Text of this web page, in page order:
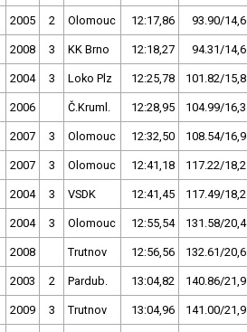
2005 2 Olomouc 12:17,86 93.90/14,6
2008 3 KK Brno 12:18,27 94.31/14,6
2004 3 Loko Plz 12:25,78 101.82/15,8
2006 Č.Kruml. 12:28,95 104.99/16,3
2007 3 Olomouc 12:32,50 108.54/16,9
2007 3 Olomouc 12:41,18 117.22/18,2
2004 3 VSDK 12:41,45 117.49/18,2
2004 3 Olomouc 12:55,54 131.58/20,4
2008 Trutnov 12:56,56 132.61/20,6
2003 2 Pardub. 13:04,82 140.86/21,9
2009 3 Trutnov 13:04,96 141.00/21,9